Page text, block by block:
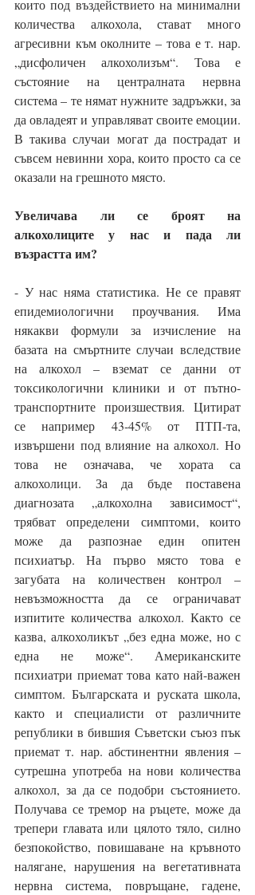
които под въздействието на минимални
количества алкохола, стават много
агресивни към околните – това е т. нар.
„дисфоличен алкохолизъм“. Това е
състояние на централната нервна
система – те нямат нужните задръжки, за
да овладеят и управляват своите емоции.
В такива случаи могат да пострадат и
съвсем невинни хора, които просто са се
оказали на грешното място.
Увеличава ли се броят на
алкохолиците у нас и пада ли
възрастта им?
- У нас няма статистика. Не се правят
епидемиологични проучвания. Има
някакви формули за изчисление на
базата на смъртните случаи вследствие
на алкохол – вземат се данни от
токсикологични клиники и от пътно-
транспортните произшествия. Цитират
се например 43-45% от ПТП-та,
извършени под влияние на алкохол. Но
това не означава, че хората са
алкохолици. За да бъде поставена
диагнозата „алкохолна зависимост“,
трябват определени симптоми, които
може да разпознае един опитен
психиатър. На първо място това е
загубата на количествен контрол –
невъзможността да се ограничават
изпитите количества алкохол. Както се
казва, алкохоликът „без една може, но с
една не може“. Американските
психиатри приемат това като най-важен
симптом. Българската и руската школа,
както и специалисти от различните
републики в бившия Съветски съюз пък
приемат т. нар. абстинентни явления –
сутрешна употреба на нови количества
алкохол, за да се подобри състоянието.
Получава се тремор на ръцете, може да
трепери главата или цялото тяло, силно
безпокойство, повишаване на кръвното
налягане, нарушения на вегетативната
нервна система, повръщане, гадене,